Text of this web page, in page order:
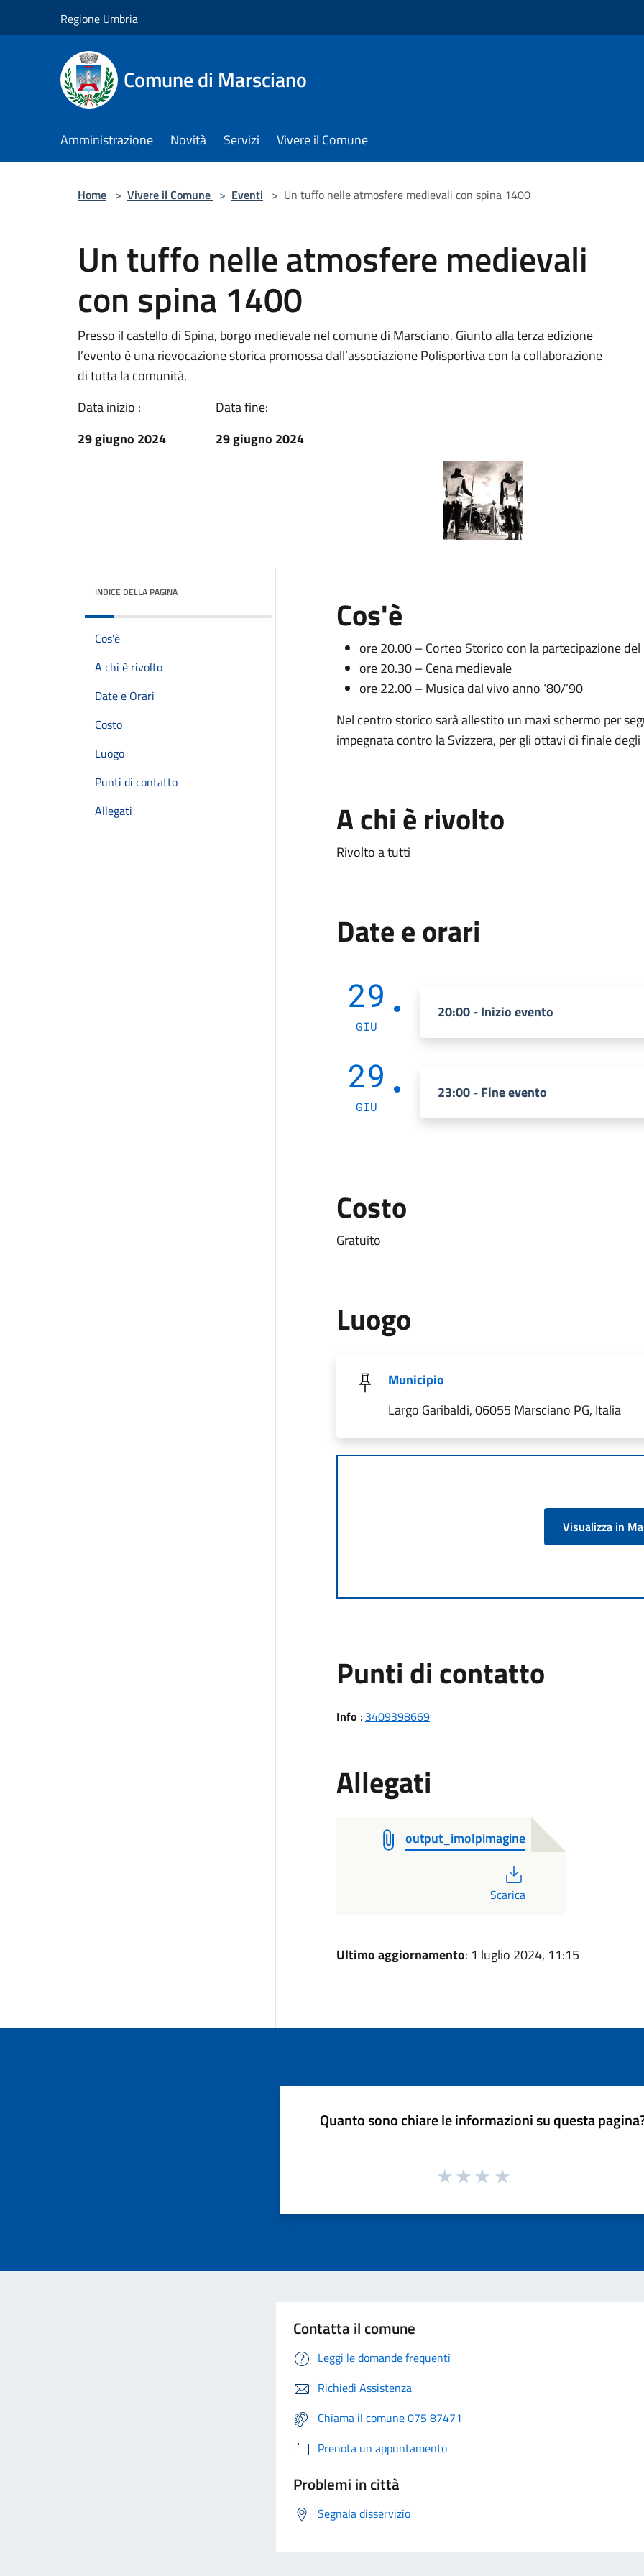
Regione Umbria
Comune di Marsciano
Amministrazione Novità Servizi Vivere il Comune
Home > Vivere il Comune > Eventi > Un tuffo nelle atmosfere medievali con spina 1400
Un tuffo nelle atmosfere medievali
con spina 1400
Presso il castello di Spina, borgo medievale nel comune di Marsciano. Giunto alla terza edizione
l’evento è una rievocazione storica promossa dall’associazione Polisportiva con la collaborazione
di tutta la comunità.
Data inizio :
29 giugno 2024
Data fine:
29 giugno 2024
INDICE DELLA PAGINA
Cos'è
A chi è rivolto
Date e Orari
Costo
Luogo
Punti di contatto
Allegati
Cos'è
ore 20.00 – Corteo Storico con la partecipazione
ore 20.30 – Cena medievale
ore 22.00 – Musica dal vivo anno ‘80/’90
Nel centro storico sarà allestito un maxi schermo per
impegnata contro la Svizzera, per gli ottavi di finale
A chi è rivolto
Rivolto a tutti
Date e orari
29
GIU
20:00 - Inizio evento
29
GIU
23:00 - Fine evento
Costo
Gratuito
Luogo
Municipio
Largo Garibaldi, 06055 Marsciano PG, Italia
Visualizza in
Punti di contatto
Info : 3409398669
Allegati
output_imolpimagine
Scarica
Ultimo aggiornamento: 1 luglio 2024, 11:15
Quanto sono chiare le informazioni su questa
Contatta il comune
Leggi le domande frequenti
Richiedi Assistenza
Chiama il comune 075 87471
Prenota un appuntamento
Problemi in città
Segnala disservizio